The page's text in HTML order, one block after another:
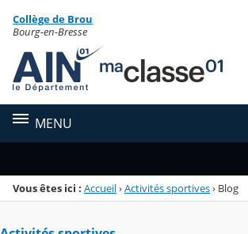
Menu de la rubrique
Contenu
Collège de Brou
Bourg-en-Bresse
MENU
Vous êtes ici : Accueil›Activités sportives› Blog